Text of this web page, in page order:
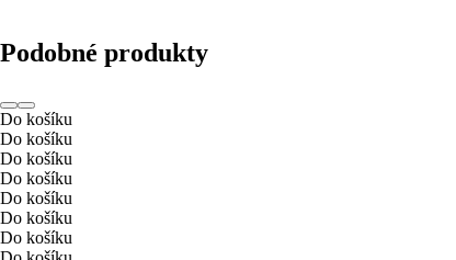
Podobné produkty
Do košíku
Do košíku
Do košíku
Do košíku
Do košíku
Do košíku
Do košíku